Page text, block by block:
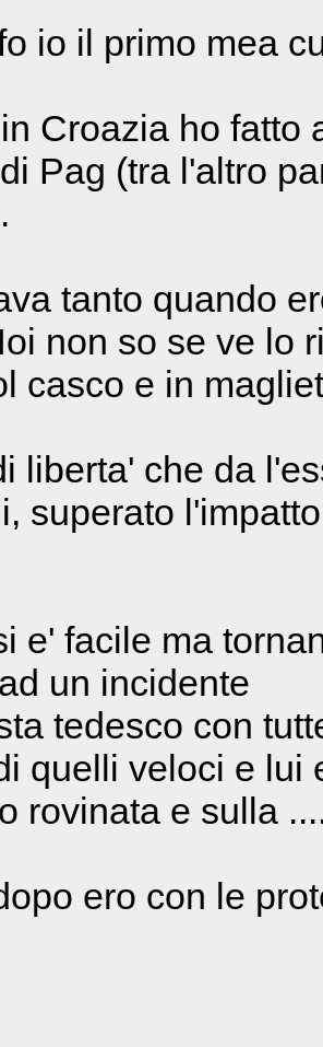
io il primo mea
Croazia ho fatto
Pag (tra l'altro
tanto quando
non so se ve lo
casco e in
liberta' che da
superato
e' facile ma
un incidente
tedesco con
quelli veloci e lui
rovinata e sulla
ero con le